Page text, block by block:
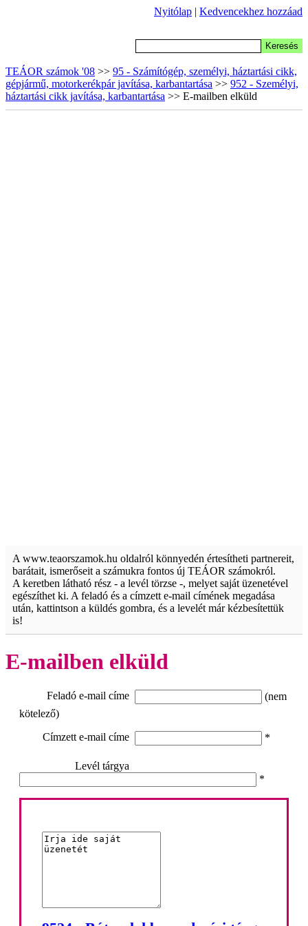
Nyitólap | Kedvencekhez hozzáad
TEÁOR számok '08 >> 95 - Számítógép, személyi, háztartási cikk,
gépjármű, motorkerékpár javítása, karbantartása >> 952 - Személyi,
háztartási cikk javítása, karbantartása >> E-mailben elküld
A www.teaorszamok.hu oldalról könnyedén értesítheti partnereit,
barátait, ismerőseit a számukra fontos új TEÁOR számokról.
A keretben látható rész - a levél törzse -, melyet saját üzenetével
egészíthet ki. A feladó és a címzett e-mail címének megadása
után, kattintson a küldés gombra, és a levelét már kézbesítettük
is!
E-mailben elküld
Feladó e-mail címe
(nem
kötelező)
Címzett e-mail címe
*
Levél tárgya
*